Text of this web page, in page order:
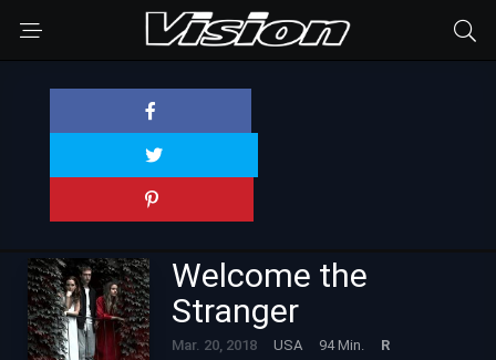
Welcome the
Stranger
Mar. 20, 2018 USA 94 Min. R